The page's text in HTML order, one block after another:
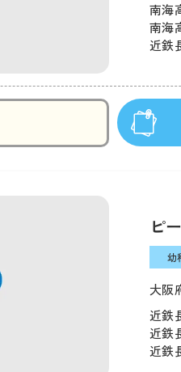
南海
南海
近鉄
ピ
幼
大阪
近鉄
近鉄
近鉄